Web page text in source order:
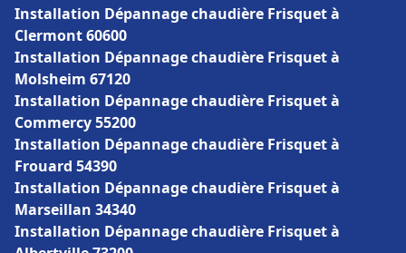
Installation Dépannage chaudière Frisquet à
Clermont 60600
Installation Dépannage chaudière Frisquet à
Molsheim 67120
Installation Dépannage chaudière Frisquet à
Commercy 55200
Installation Dépannage chaudière Frisquet à
Frouard 54390
Installation Dépannage chaudière Frisquet à
Marseillan 34340
Installation Dépannage chaudière Frisquet à